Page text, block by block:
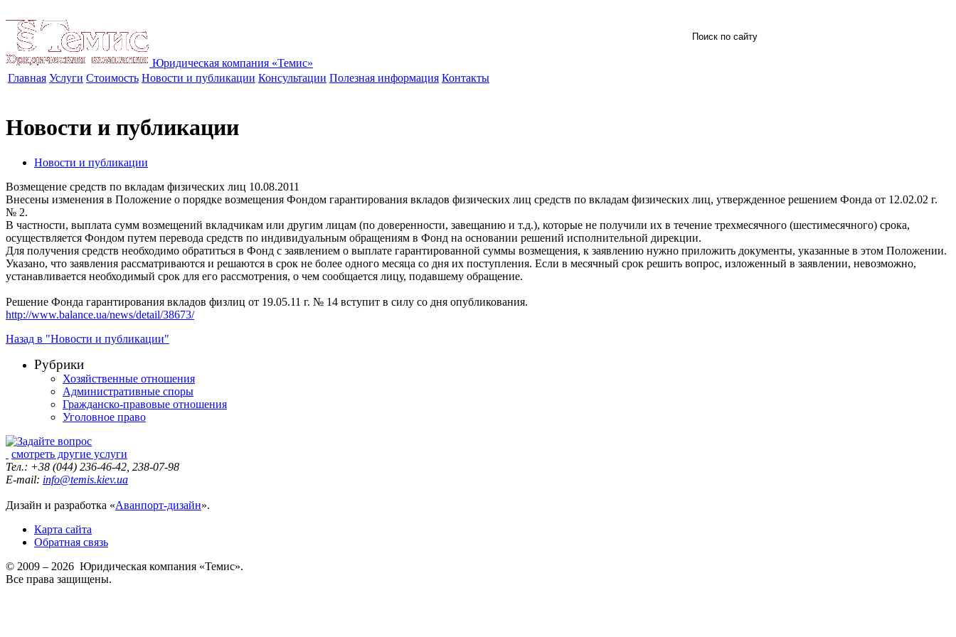
Юридическая компания «Темис»
Главная Услуги Стоимость Новости и публикации Консультации Полезная информация Контакты
Новости и публикации
Новости и публикации
Возмещение средств по вкладам физических лиц 10.08.2011
Внесены изменения в Положение о порядке возмещения Фондом гарантирования вкладов физических лиц средств по вкладам физических лиц, утвержденное решением Фонда от 12.02.02 г.
№ 2.
В частности, выплата сумм возмещений вкладчикам или другим лицам (по доверенности, завещанию и т.д.), которые не получили их в течение трехмесячного (шестимесячного) срока,
осуществляется Фондом путем перевода средств по индивидуальным обращениям в Фонд на основании решений исполнительной дирекции.
Для получения средств необходимо обратиться в Фонд с заявлением о выплате гарантированной суммы возмещения, к заявлению нужно приложить документы, указанные в этом Положении.
Указано, что заявления рассматриваются и решаются в срок не более одного месяца со дня их поступления. Если в месячный срок решить вопрос, изложенный в заявлении, невозможно,
устанавливается необходимый срок для его рассмотрения, о чем сообщается лицу, подавшему обращение.
Решение Фонда гарантирования вкладов физлиц от 19.05.11 г. № 14 вступит в силу со дня опубликования.
http://www.balance.ua/news/detail/38673/
Назад в "Новости и публикации"
Рубрики
Хозяйственные отношения
Административные споры
Гражданско-правовые отношения
Уголовное право
смотреть другие услуги
Тел.: +38 (044) 236-46-42, 238-07-98
E-mail: info@temis.kiev.ua
Дизайн и разработка «Аванпорт-дизайн».
Карта сайта
Обратная связь
© 2009 – 2026 Юридическая компания «Темис».
Все права защищены.